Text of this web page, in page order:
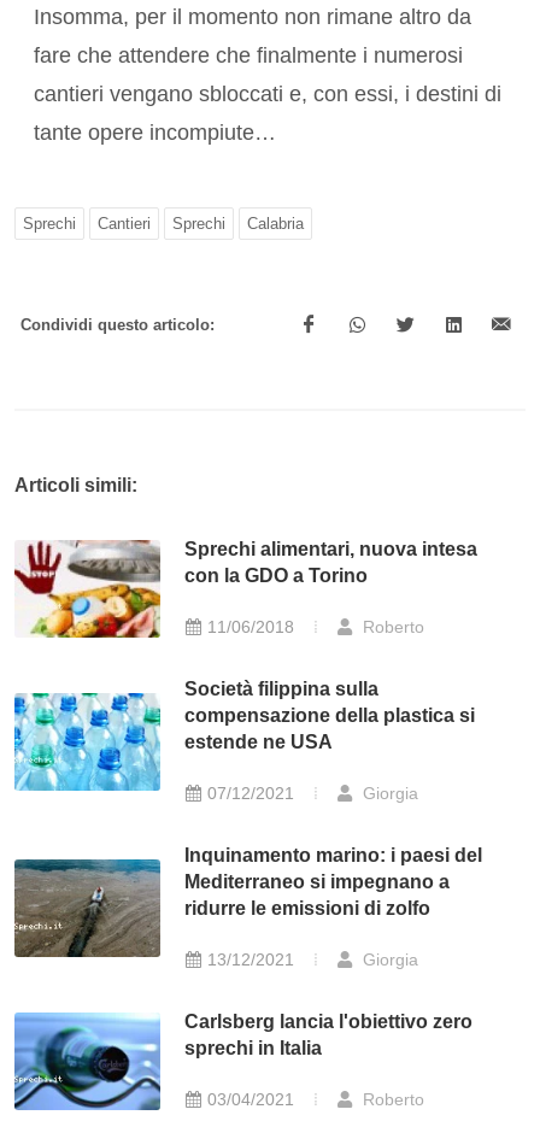
Insomma, per il momento non rimane altro da
fare che attendere che finalmente i numerosi
cantieri vengano sbloccati e, con essi, i destini di
tante opere incompiute…
Sprechi Cantieri Sprechi Calabria
Condividi questo articolo:
Articoli simili:
Sprechi alimentari, nuova intesa
con la GDO a Torino
11/06/2018 Roberto
Società filippina sulla
compensazione della plastica si
estende ne USA
07/12/2021 Giorgia
Inquinamento marino: i paesi del
Mediterraneo si impegnano a
ridurre le emissioni di zolfo
13/12/2021 Giorgia
Carlsberg lancia l'obiettivo zero
sprechi in Italia
03/04/2021 Roberto